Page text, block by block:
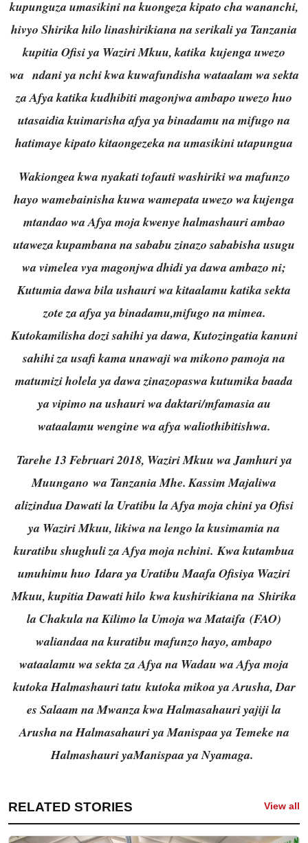
kupunguza umasikini na kuongeza kipato cha wananchi,
hivyo Shirika hilo linashirikiana na serikali ya Tanzania
kupitia Ofisi ya Waziri Mkuu, katika kujenga uwezo
wa ndani ya nchi kwa kuwafundisha wataalam wa sekta
za Afya katika kudhibiti magonjwa ambapo uwezo huo
utasaidia kuimarisha afya ya binadamu na mifugo na
hatimaye kipato kitaongezeka na umasikini utapungua
Wakiongea kwa nyakati tofauti washiriki wa mafunzo
hayo wamebainisha kuwa wamepata uwezo wa kujenga
mtandao wa Afya moja kwenye halmashauri ambao
utaweza kupambana na sababu zinazo sababisha usugu
wa vimelea vya magonjwa dhidi ya dawa ambazo ni;
Kutumia dawa bila ushauri wa kitaalamu katika sekta
zote za afya ya binadamu,mifugo na mimea.
Kutokamilisha dozi sahihi ya dawa, Kutozingatia kanuni
sahihi za usafi kama unawaji wa mikono pamoja na
matumizi holela ya dawa zinazopaswa kutumika baada
ya vipimo na ushauri wa daktari/mfamasia au
wataalamu wengine wa afya waliothibitishwa.
Tarehe 13 Februari 2018, Waziri Mkuu wa Jamhuri ya
Muungano wa Tanzania Mhe. Kassim Majaliwa
alizindua Dawati la Uratibu la Afya moja chini ya Ofisi
ya Waziri Mkuu, likiwa na lengo la kusimamia na
kuratibu shughuli za Afya moja nchini. Kwa kutambua
umuhimu huo Idara ya Uratibu Maafa Ofisiya Waziri
Mkuu, kupitia Dawati hilo kwa kushirikiana na Shirika
la Chakula na Kilimo la Umoja wa Mataifa (FAO)
waliandaa na kuratibu mafunzo hayo, ambapo
wataalamu wa sekta za Afya na Wadau wa Afya moja
kutoka Halmashauri tatu kutoka mikoa ya Arusha, Dar
es Salaam na Mwanza kwa Halmasahauri yajiji la
Arusha na Halmasahauri ya Manispaa ya Temeke na
Halmashauri yaManispaa ya Nyamaga.
RELATED STORIES View all